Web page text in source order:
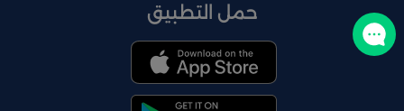
حمل التطبيق
تواصل معنا